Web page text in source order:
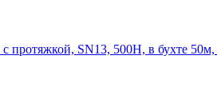
протяжкой, SN13, 500Н, в бухте